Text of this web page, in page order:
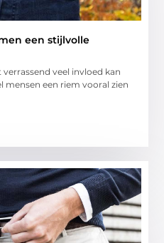
een stijlvolle
veel invloed kan
mensen een riem vooral zien